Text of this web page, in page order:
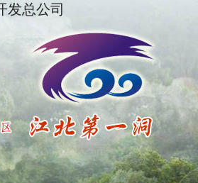
发总公司